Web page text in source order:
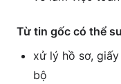
Từ tin gốc có thể
xử lý hồ sơ,
bộ